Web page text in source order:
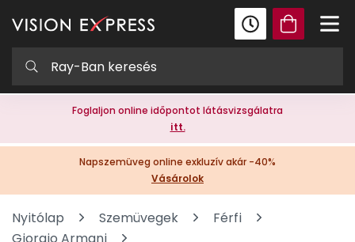
Foglaljon online időpontot látásvizsgálatra
itt.
Napszemüveg online exkluzív akár -40%
Vásárolok
Nyitólap Szemüvegek
Férfi